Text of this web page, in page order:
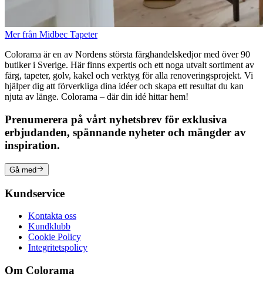
Mer från Midbec Tapeter
Colorama är en av Nordens största färghandelskedjor med över 90
butiker i Sverige. Här finns expertis och ett noga utvalt sortiment av
färg, tapeter, golv, kakel och verktyg för alla renoveringsprojekt. Vi
hjälper dig att förverkliga dina idéer och skapa ett resultat du kan
njuta av länge. Colorama – där din idé hittar hem!
Prenumerera på vårt nyhetsbrev för exklusiva
erbjudanden, spännande nyheter och mängder av
inspiration.
Gå med
Kundservice
Kontakta oss
Kundklubb
Cookie Policy
Integritetspolicy
Om Colorama